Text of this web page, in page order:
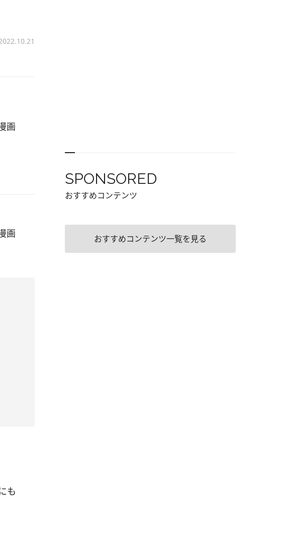
画
画
も
SPONSORED
おすすめコンテンツ
おすすめコンテンツ一覧を見る